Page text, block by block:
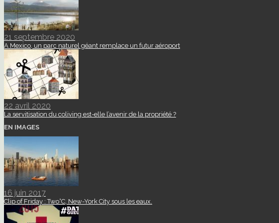
21 septembre 2020
A Mexico, un parc naturel géant remplace un futur aéroport
22 avril 2020
La servitisation du coliving est-elle l’avenir de la propriété ?
EN IMAGES
16 juin 2017
Clip of Friday : Two°C, New-York City sous les eaux.